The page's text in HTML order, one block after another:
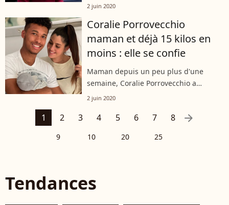
Kate Middleton, qui n'a pas vraiment
de poursuites judiciaires engagées...
2 juin 2020
Coralie Porrovecchio
maman et déjà 15 kilos en
moins : elle se confie
Maman depuis un peu plus d'une
semaine, Coralie Porrovecchio a
déserté les réseaux sociaux pour se
né. Lundi 1er juin 2020, l'ancienne
2 juin 2020
1 2 3 4 5 6 7 8
9 10 20 25
arrow_right
Tendances